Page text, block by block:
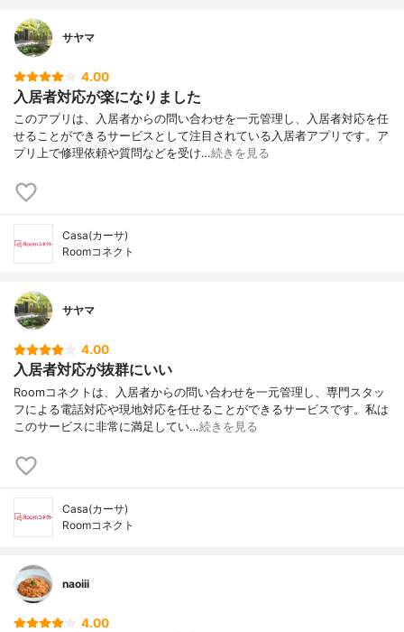
サヤマ
4.00
入居者対応が楽になりました
このアプリは、入居者からの問い合わせを一元管理し、入居者対応を任
せることができるサービスとして注目されている入居者アプリです。ア
プリ上で修理依頼や質問などを受け…続きを見る
Casa(カーサ)
Roomコネクト
サヤマ
4.00
入居者対応が抜群にいい
Roomコネクトは、入居者からの問い合わせを一元管理し、専門スタッ
フによる電話対応や現地対応を任せることができるサービスです。私は
このサービスに非常に満足してい…続きを見る
Casa(カーサ)
Roomコネクト
naoiii
4.00